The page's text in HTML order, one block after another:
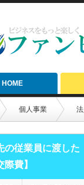
HOME
個人事業
の従業員に渡した
際費】